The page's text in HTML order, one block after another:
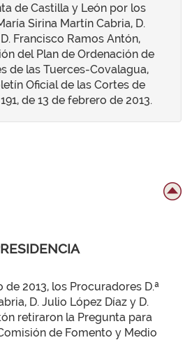
de Castilla y León por los
Sirina Martín Cabria, D.
Francisco Ramos Antón,
del Plan de Ordenación de
de las Tuerces-Covalagua,
Oficial de las Cortes de
de 13 de febrero de 2013.
2013, los Procuradores D.ª
D. Julio López Díaz y D.
retiraron la Pregunta para
de Fomento y Medio